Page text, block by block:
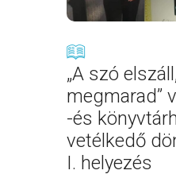
„A szó
megmarad”
-és
vetélkedő
I. helyezés